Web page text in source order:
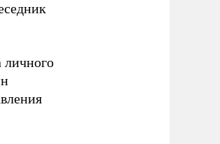
личного